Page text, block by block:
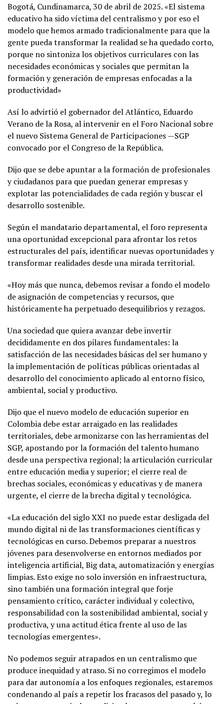
Bogotá, Cundinamarca, 30 de abril de 2025. «El sistema
educativo ha sido víctima del centralismo y por eso el
modelo que hemos armado tradicionalmente para que la
gente pueda transformar la realidad se ha quedado corto,
porque no sintoniza los objetivos curriculares con las
necesidades económicas y sociales que permitan la
formación y generación de empresas enfocadas a la
productividad»
Así lo advirtió el gobernador del Atlántico, Eduardo
Verano de la Rosa, al intervenir en el Foro Nacional sobre
el nuevo Sistema General de Participaciones —SGP
convocado por el Congreso de la República.
Dijo que se debe apuntar a la formación de profesionales
y ciudadanos para que puedan generar empresas y
explotar las potencialidades de cada región y buscar el
desarrollo sostenible.
Según el mandatario departamental, el foro representa
una oportunidad excepcional para afrontar los retos
estructurales del país, identificar nuevas oportunidades y
transformar realidades desde una mirada territorial.
«Hoy más que nunca, debemos revisar a fondo el modelo
de asignación de competencias y recursos, que
históricamente ha perpetuado desequilibrios y rezagos.
Una sociedad que quiera avanzar debe invertir
decididamente en dos pilares fundamentales: la
satisfacción de las necesidades básicas del ser humano y
la implementación de políticas públicas orientadas al
desarrollo del conocimiento aplicado al entorno físico,
ambiental, social y productivo.
Dijo que el nuevo modelo de educación superior en
Colombia debe estar arraigado en las realidades
territoriales, debe armonizarse con las herramientas del
SGP, apostando por la formación del talento humano
desde una perspectiva regional; la articulación curricular
entre educación media y superior; el cierre real de
brechas sociales, económicas y educativas y de manera
urgente, el cierre de la brecha digital y tecnológica.
«La educación del siglo XXI no puede estar desligada del
mundo digital ni de las transformaciones científicas y
tecnológicas en curso. Debemos preparar a nuestros
jóvenes para desenvolverse en entornos mediados por
inteligencia artificial, Big data, automatización y energías
limpias. Esto exige no solo inversión en infraestructura,
sino también una formación integral que forje
pensamiento crítico, carácter individual y colectivo,
responsabilidad con la sostenibilidad ambiental, social y
productiva, y una actitud ética frente al uso de las
tecnologías emergentes».
No podemos seguir atrapados en un centralismo que
produce inequidad y atraso. Si no corregimos el modelo
para dar autonomía a los enfoques regionales, estaremos
condenando al país a repetir los fracasos del pasado y, lo